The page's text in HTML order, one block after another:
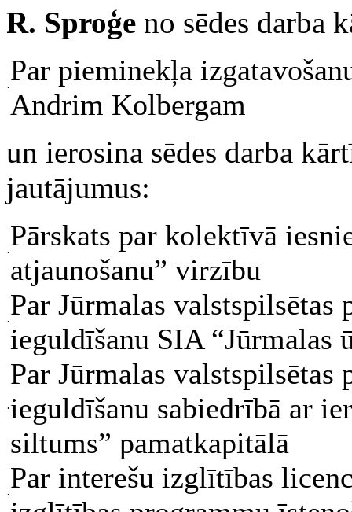
R. Sproģe no sēdes darba
·
Par pieminekļa
Andrim Kolbergam
un ierosina sēdes darba
jautājumus:
·
Pārskats par kolektīvā
atjaunošanu” virzību
·
Par Jūrmalas valstspilsētas
ieguldīšanu SIA “Jūrmalas
·
Par Jūrmalas valstspilsētas
ieguldīšanu sabiedrībā ar
siltums” pamatkapitālā
·
Par interešu izglītības